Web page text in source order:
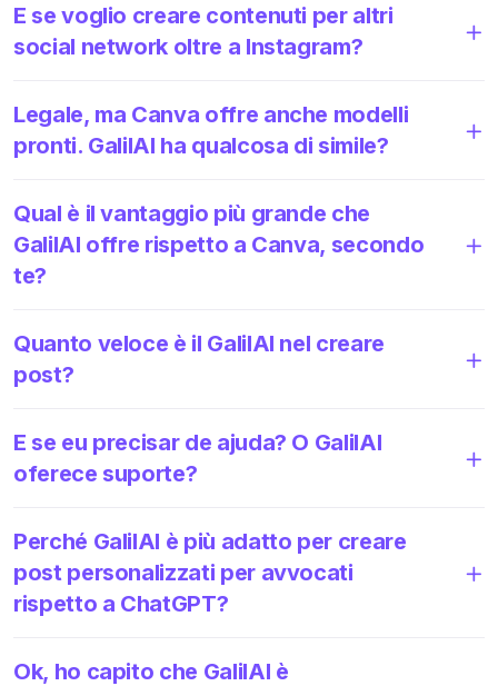
E se voglio creare contenuti per altri
social network oltre a Instagram?
Legale, ma Canva offre anche modelli
pronti. GalilAI ha qualcosa di simile?
Qual è il vantaggio più grande che
GalilAI offre rispetto a Canva, secondo
te?
Quanto veloce è il GalilAI nel creare
post?
E se eu precisar de ajuda? O GalilAI
oferece suporte?
Perché GalilAI è più adatto per creare
post personalizzati per avvocati
rispetto a ChatGPT?
Ok, ho capito che GalilAI è